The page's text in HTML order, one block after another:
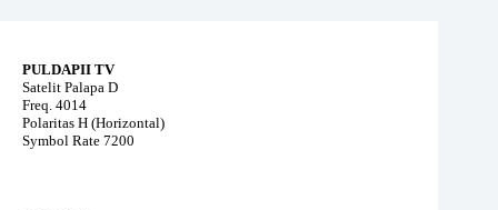
PULDAPII TV
Satelit Palapa D
Freq. 4014
Polaritas H (Horizontal)
Symbol Rate 7200